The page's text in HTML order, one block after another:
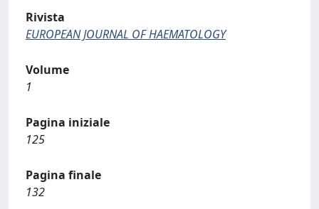
Rivista
EUROPEAN JOURNAL OF HAEMATOLOGY
Volume
1
Pagina iniziale
125
Pagina finale
132